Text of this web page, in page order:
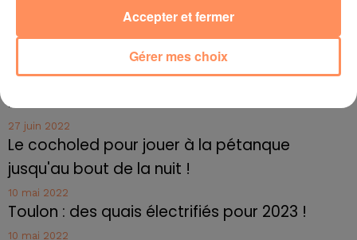
Radio Star Live avec Dadju
Marseille : une application pour mettre en
relation extras et...
27 juin 2022
Le cocholed pour jouer à la pétanque
jusqu'au bout de la nuit !
10 mai 2022
Toulon : des quais électrifiés pour 2023 !
10 mai 2022
Gérer mes choix
Accepter et fermer